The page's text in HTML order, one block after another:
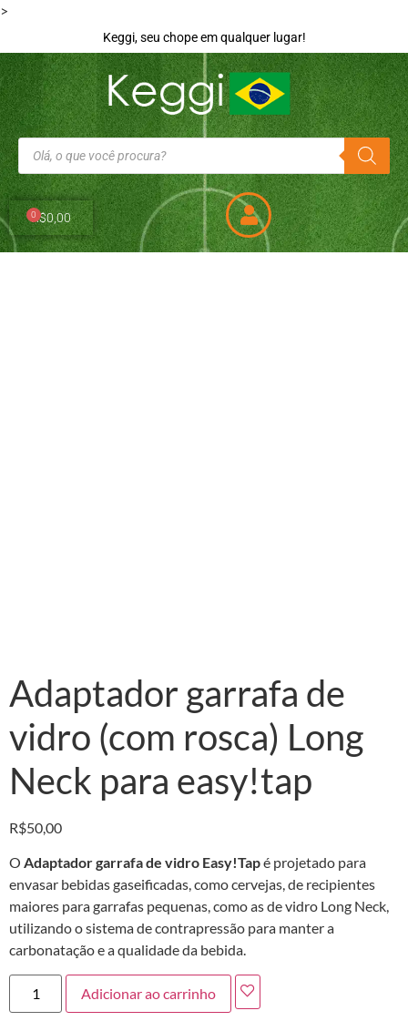
>
Keggi, seu chope em qualquer lugar!
R$0,00
0
Adaptador garrafa de
vidro (com rosca) Long
Neck para easy!tap
R$50,00
O Adaptador garrafa de vidro Easy!Tapé projetado para
envasar bebidas gaseificadas, como cervejas, de recipientes
maiores para garrafas pequenas, como as de vidro Long Neck,
utilizando o sistema de contrapressão para manter a
carbonatação e a qualidade da bebida.
Adicionar ao carrinho